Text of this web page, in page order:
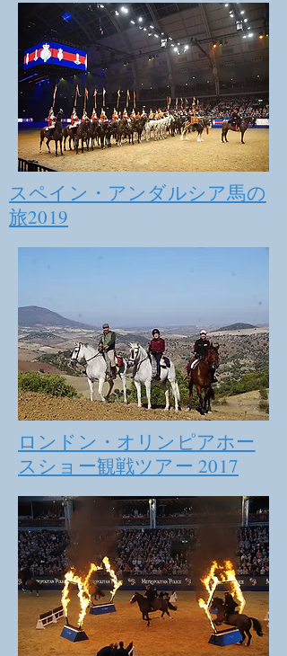
スペイン・アンダルシア馬の
旅2019
ロンドン・オリンピアホー
スショー観戦ツアー 2017